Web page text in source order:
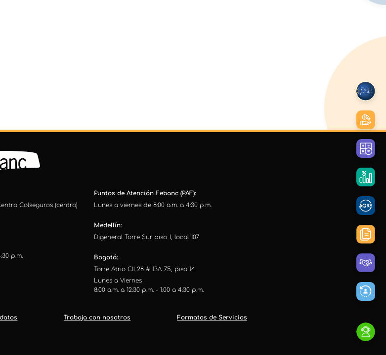
Colseguros (centro)
p.m.
Puntos de Atención Febanc (PAF):
Lunes a viernes de 8:00 a.m. a 4:30 p.m.
Medellín:
Digeneral Torre Sur piso 1, local 107
Bogotá:
Torre Atrio Cll 28 # 13A 75, piso 14
Lunes a Viernes
8:00 a.m. a 12:30 p.m. - 1:00 a 4:30 p.m.
Trabaja con nosotros Formatos de Servicios